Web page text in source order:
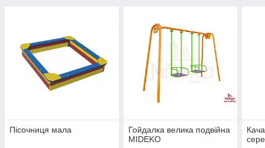
Пісочниця мала
Гойдалка велика подвійна
MIDEKO